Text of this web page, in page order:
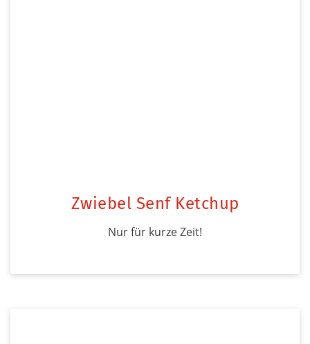
Zwiebel Senf Ketchup
Nur für kurze Zeit!